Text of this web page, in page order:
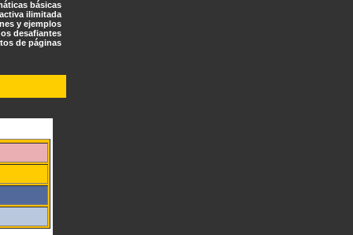
básicas
ilimitada
y ejemplos
desafiantes
de páginas